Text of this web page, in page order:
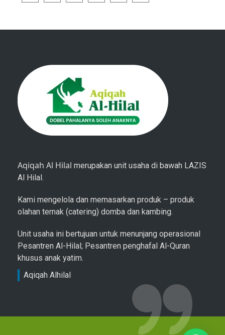
Aqiqah Al Hilal merupakan unit usaha di bawah LAZIS
Al Hilal.
Kami mengelola dan memasarkan produk – produk
olahan ternak (catering) domba dan kambing.
Unit usaha ini bertujuan untuk menunjang operasional
Pesantren Al-Hilal; Pesantren penghafal Al-Quran
khusus anak yatim.
Aqiqah Alhilal